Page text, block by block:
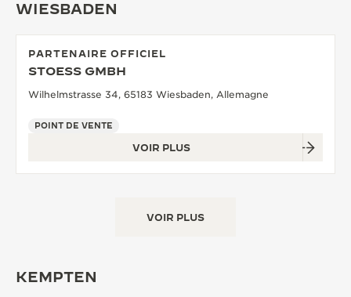
WIESBADEN
PARTENAIRE OFFICIEL
STOESS GMBH
Wilhelmstrasse 34, 65183 Wiesbaden, Allemagne
POINT DE VENTE
VOIR PLUS
VOIR PLUS
KEMPTEN